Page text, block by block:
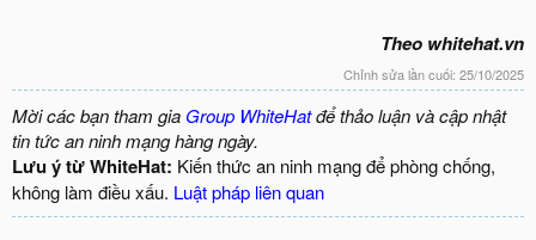
Theo whitehat.vn
Chỉnh sửa lần cuối: 25/10/2025
Mời các bạn tham gia Group WhiteHatđể thảo luận và cập nhật
tin tức an ninh mạng hàng ngày.
Lưu ý từ WhiteHat: Kiến thức an ninh mạng để phòng chống,
không làm điều xấu. Luật pháp liên quan